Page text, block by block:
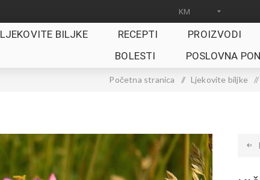
LJEKOVITE BILJKE RECEPTI PROIZVODI
BOLESTI
POSLOVNA
Početna stranica / Ljekovite biljke /